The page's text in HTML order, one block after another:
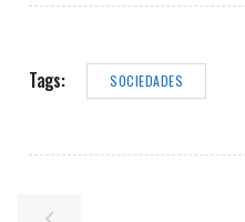
Tags: SOCIEDADES